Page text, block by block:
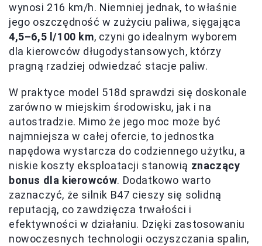
wynosi 216 km/h. Niemniej jednak, to właśnie
jego oszczędność w zużyciu paliwa, sięgająca
4,5–6,5 l/100 km, czyni go idealnym wyborem
dla kierowców długodystansowych, którzy
pragną rzadziej odwiedzać stacje paliw.
W praktyce model 518d sprawdzi się doskonale
zarówno w miejskim środowisku, jak i na
autostradzie. Mimo że jego moc może być
najmniejsza w całej ofercie, to jednostka
napędowa wystarcza do codziennego użytku, a
niskie koszty eksploatacji stanowią znaczący
bonus dla kierowców. Dodatkowo warto
zaznaczyć, że silnik B47 cieszy się solidną
reputacją, co zawdzięcza trwałości i
efektywności w działaniu. Dzięki zastosowaniu
nowoczesnych technologii oczyszczania spalin,